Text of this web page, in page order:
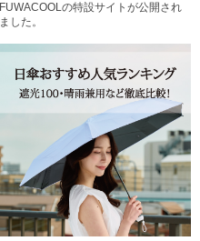
FUWACOOLの特設サイトが公開され
ました。